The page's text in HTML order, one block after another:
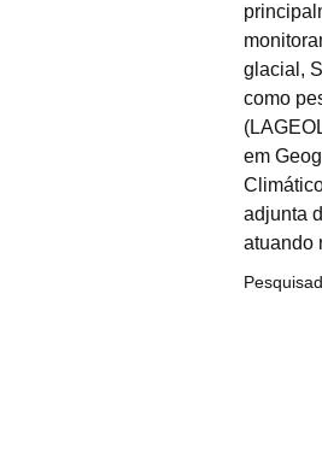
glacial,
como
em
adjunta
atuando